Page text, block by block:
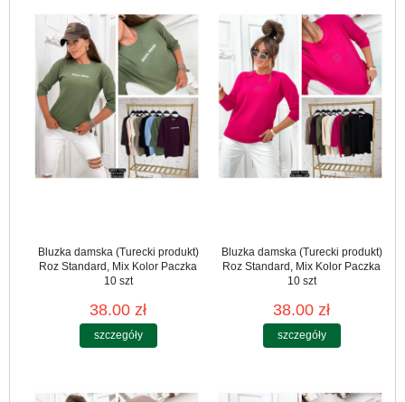
Bluzka damska (Turecki produkt)
Roz Standard, Mix Kolor Paczka
10 szt
38.00 zł
szczegóły
Bluzka damska (Turecki produkt)
Roz Standard, Mix Kolor Paczka
10 szt
38.00 zł
szczegóły